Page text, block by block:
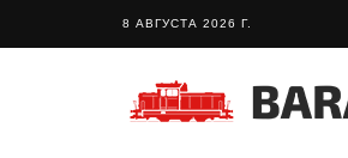
8 АВГУСТА 2026 Г.